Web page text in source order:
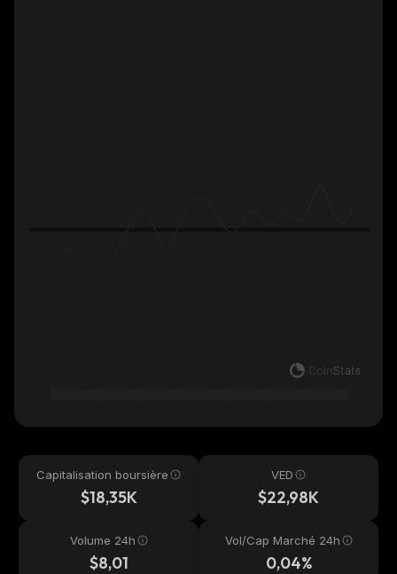
Capitalisation boursière
$18,35K
VED
$22,98K
Volume 24h
$8,01
Vol/Cap Marché 24h
0,04%